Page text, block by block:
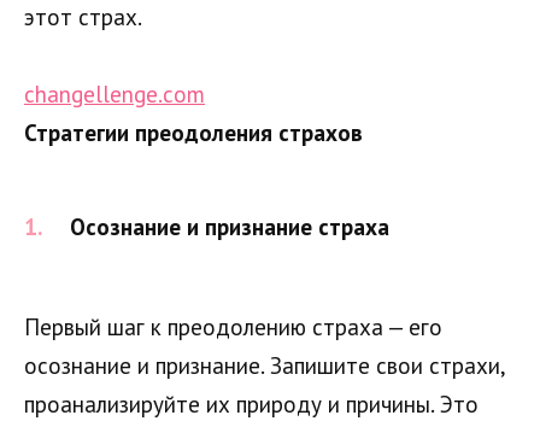
этот страх.
changellenge.com
Стратегии преодоления страхов
Осознание и признание страха
Первый шаг к преодолению страха — его
осознание и признание. Запишите свои страхи,
проанализируйте их природу и причины. Это